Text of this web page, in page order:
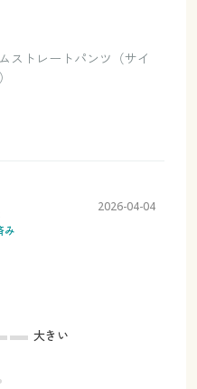
ストレートパンツ（サイ
み
2026-04-04
大きい